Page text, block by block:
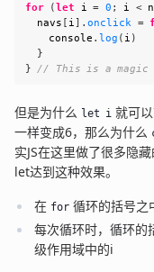
for (let i = 0 ; i <
  navs
[ i] .onclick =
console .log ( i )
}
}
// This is a magic
但是为什么 let i 就可以
一样变成6，那么为什么
实JS在这里做了很多隐
let达到这种效果。
在 for 循环的括号之
每次循环时，循环的
级作用域中的i